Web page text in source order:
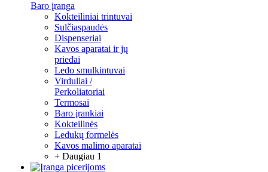
Baro įranga
Kokteiliniai trintuvai
Sulčiaspaudės
Dispenseriai
Kavos aparatai ir jų
priedai
Ledo smulkintuvai
Virduliai /
Perkoliatoriai
Termosai
Baro įrankiai
Kokteilinės
Ledukų formelės
Kavos malimo aparatai
+ Daugiau 1